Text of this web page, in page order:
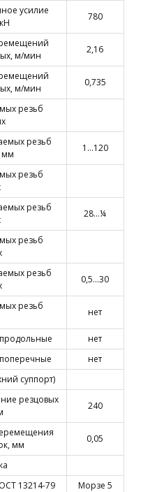
усилие
780
м/мин
2,16
м/мин
0,735
резьб
резьб
мм
1…120
резьб
резьб
28…¼
резьб
резьб
0,5…30
резьб
нет
нет
нет
суппорт)
резцовых
240
мм
0,05
13214-79
Морзе 5